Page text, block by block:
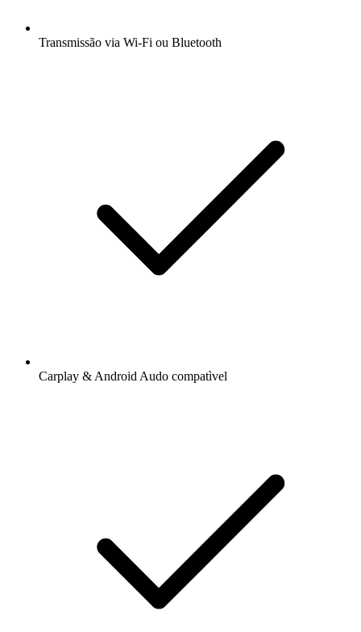
Transmissão via Wi-Fi ou Bluetooth
Carplay & Android Audo compatìvel